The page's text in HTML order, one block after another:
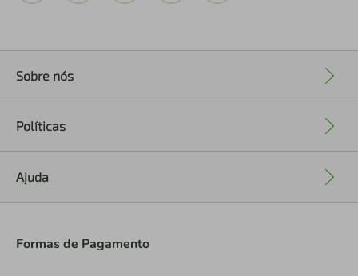
Sobre nós
Políticas
Ajuda
Formas de Pagamento